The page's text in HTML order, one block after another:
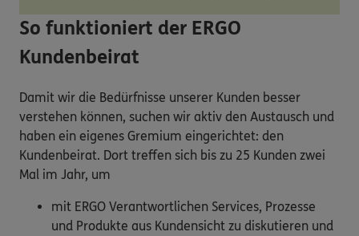
So funktioniert der ERGO
Kundenbeirat
Damit wir die Bedürfnisse unserer Kunden besser
verstehen können, suchen wir aktiv den Austausch und
haben ein eigenes Gremium eingerichtet: den
Kundenbeirat. Dort treffen sich bis zu 25 Kunden zwei
Mal im Jahr, um
mit ERGO Verantwortlichen Services, Prozesse
und Produkte aus Kundensicht zu diskutieren und